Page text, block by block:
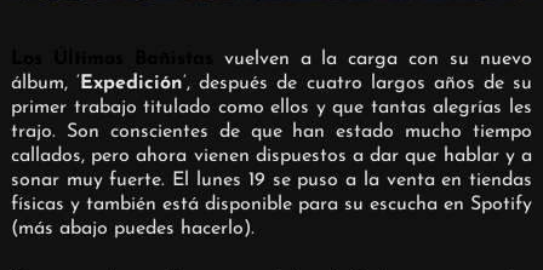
vuelven a la carga con su nuevo
álbum, ‘ Expedición‘, después de cuatro largos años de su
primer trabajo titulado como ellos y que tantas alegrías les
trajo. Son conscientes de que han estado mucho tiempo
callados, pero ahora vienen dispuestos a dar que hablar y a
sonar muy fuerte. El lunes 19 se puso a la venta en tiendas
físicas y también está disponible para su escucha en Spotify
(más abajo puedes hacerlo).